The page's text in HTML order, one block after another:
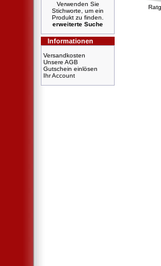
Verwenden Sie
Stichworte, um ein
Produkt zu finden.
erweiterte Suche
Informationen
Versandkosten
Unsere AGB
Gutschein einlösen
Ihr Account